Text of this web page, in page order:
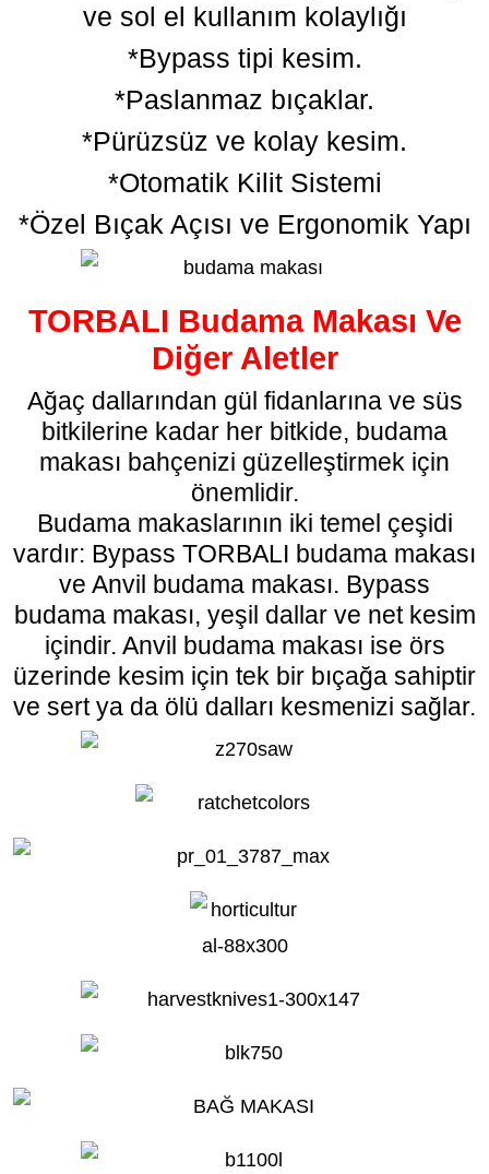
ve sol el kullanım kolaylığı
*Bypass tipi kesim.
*Paslanmaz bıçaklar.
*Pürüzsüz ve kolay kesim.
*Otomatik Kilit Sistemi
*Özel Bıçak Açısı ve Ergonomik Yapı
TORBALI Budama Makası Ve
Diğer Aletler
Ağaç dallarından gül fidanlarına ve süs
bitkilerine kadar her bitkide, budama
makası bahçenizi güzelleştirmek için
önemlidir.
Budama makaslarının iki temel çeşidi
vardır: Bypass TORBALI budama makası
ve Anvil budama makası. Bypass
budama makası, yeşil dallar ve net kesim
içindir. Anvil budama makası ise örs
üzerinde kesim için tek bir bıçağa sahiptir
ve sert ya da ölü dalları kesmenizi sağlar.